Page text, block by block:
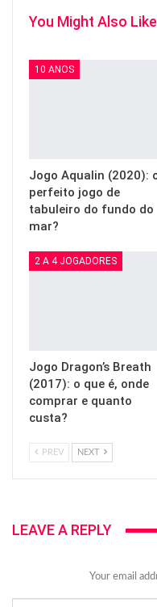
You Might Also Like
10 ANOS
Jogo Aqualin (2020):
perfeito jogo de
tabuleiro do fundo do
mar?
2 A 4 JOGADORES
Jogo Dragon’s Breath
(2017): o que é, onde
comprar e quanto
custa?
PREV NEXT
LEAVE A REPLY
Your email